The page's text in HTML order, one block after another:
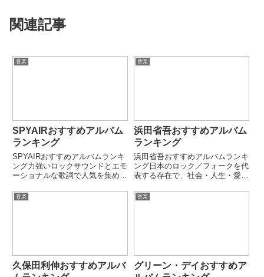
関連記事
音楽
SPYAIRおすすめアルバム
ランキング
SPYAIRおすすめアルバムランキ
ング力強いロックサウンドとエモ
ーショナルな歌詞で人気を集める
イハート」「イマジネーション」
音楽
浜田省吾おすすめアルバム
ランキング
浜田省吾おすすめアルバムランキ
ング日本のロック／フォークを代
表する存在で、社会・人生・愛を
支持され続ける浜田省吾。「悲し
音楽
久保田利伸おすすめアルバ
音楽
グリーン・デイおすすめア